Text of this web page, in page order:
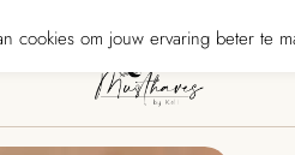
240 reviewers
cookies om jouw ervaring beter te